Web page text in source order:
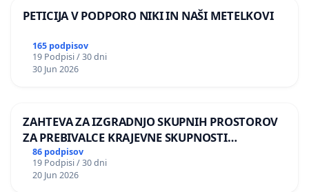
PETICIJA V PODPORO NIKI IN NAŠI METELKOVI
165 podpisov
19 Podpisi / 30 dni
30 Jun 2026
ZAHTEVA ZA IZGRADNJO SKUPNIH PROSTOROV
ZA PREBIVALCE KRAJEVNE SKUPNOSTI
PRESTRANEK
86 podpisov
19 Podpisi / 30 dni
20 Jun 2026